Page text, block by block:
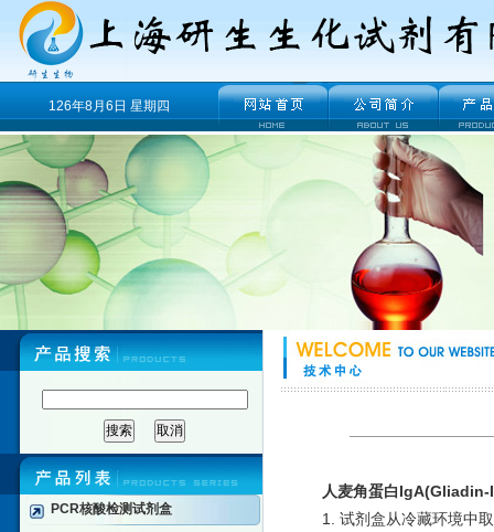
126年8月6日 星期四
PCR核酸检测试剂盒
人麦角蛋白IgA(Gliadin-
1. 试剂盒从冷藏环境中